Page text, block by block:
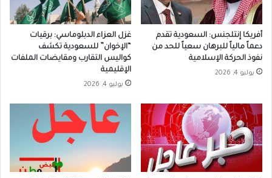
أفريكا إنتلجنس: السعودية تقدم
دعماً مالياً للبرهان سعياً للحد من
نفوذ الحركة الإسلامية
يوليو 4, 2026
غزل العزاء الدبلوماسي: برقيات
“الإخوان” للسعودية تكشف
كواليس التقارب ومقايضات الملفات
الإقليمية
يوليو 4, 2026